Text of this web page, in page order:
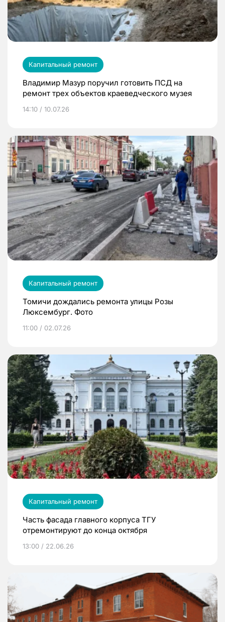
Капитальный ремонт
Владимир Мазур поручил готовить ПСД на
ремонт трех объектов краеведческого музея
14:10 / 10.07.26
Капитальный ремонт
Томичи дождались ремонта улицы Розы
Люксембург. Фото
11:00 / 02.07.26
Капитальный ремонт
Часть фасада главного корпуса ТГУ
отремонтируют до конца октября
13:00 / 22.06.26